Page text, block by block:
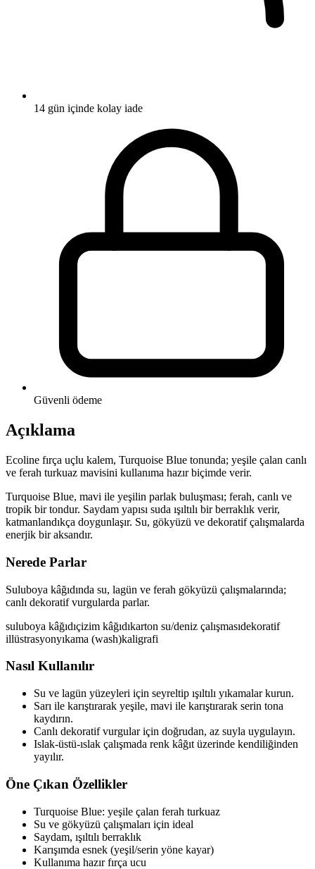
14 gün içinde kolay iade
Güvenli ödeme
Açıklama
Ecoline fırça uçlu kalem, Turquoise Blue tonunda; yeşile çalan canlı
ve ferah turkuaz mavisini kullanıma hazır biçimde verir.
Turquoise Blue, mavi ile yeşilin parlak buluşması; ferah, canlı ve
tropik bir tondur. Saydam yapısı suda ışıltılı bir berraklık verir,
katmanlandıkça doygunlaşır. Su, gökyüzü ve dekoratif çalışmalarda
enerjik bir aksandır.
Nerede Parlar
Suluboya kâğıdında su, lagün ve ferah gökyüzü çalışmalarında;
canlı dekoratif vurgularda parlar.
suluboya kâğıdıçizim kâğıdıkarton su/deniz çalışmasıdekoratif
illüstrasyonyıkama (wash)kaligrafi
Nasıl Kullanılır
Su ve lagün yüzeyleri için seyreltip ışıltılı yıkamalar kurun.
Sarı ile karıştırarak yeşile, mavi ile karıştırarak serin tona
kaydırın.
Canlı dekoratif vurgular için doğrudan, az suyla uygulayın.
Islak-üstü-ıslak çalışmada renk kâğıt üzerinde kendiliğinden
yayılır.
Öne Çıkan Özellikler
Turquoise Blue: yeşile çalan ferah turkuaz
Su ve gökyüzü çalışmaları için ideal
Saydam, ışıltılı berraklık
Karışımda esnek (yeşil/serin yöne kayar)
Kullanıma hazır fırça ucu